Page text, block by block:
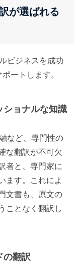
が選ばれる
ビジネスを成功
ートします。
ショナルな知識
など、専門性の
な翻訳が不可欠
者と、専門家に
ます。これによ
文書も、原文の
ことなく翻訳し
の翻訳